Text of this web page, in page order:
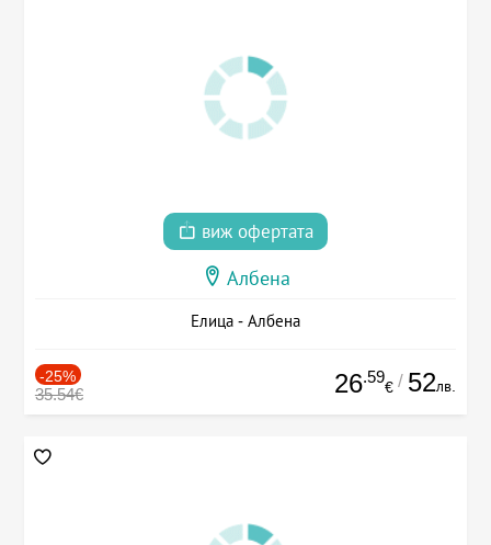
виж офертата
Албена
Елица - Албена
-25%
35.54€ 26.59
€ / 52лв.